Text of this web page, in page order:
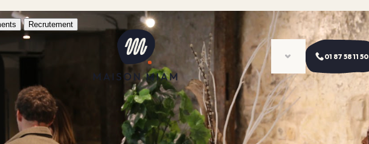
01 87 58 11 50
Recrutement